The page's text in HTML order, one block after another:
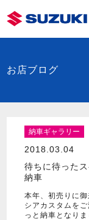
お店ブログ
納車ギャラリー
2018.03.04
待ちに待った
納車
本年、初売りに
シアカスタムを
っと納車となり